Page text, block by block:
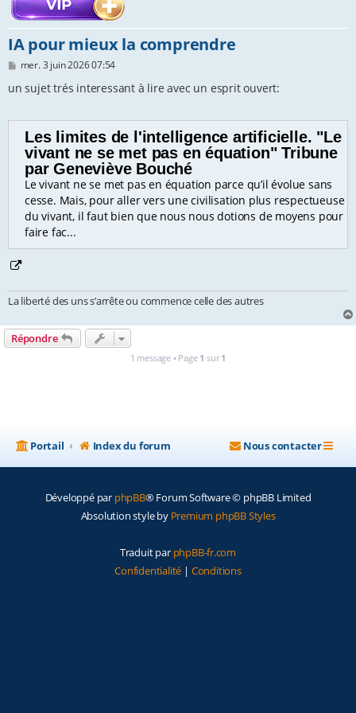
IA pour mieux la comprendre
M
s
g
mer. 3 juin 2026 07:54
un sujet trés interessant à lire avec un esprit ouvert:
Les limites de l'intelligence artificielle. "Le
vivant ne se met pas en équation" Tribune
par Geneviève Bouché
Le vivant ne se met pas en équation parce qu’il évolue sans
cesse. Mais, pour aller vers une civilisation plus respectueuse
du vivant, il faut bien que nous nous dotions de moyens pour
faire fac...
La liberté des uns s’arrête ou commence celle des autres
Répondre
1 message • Page 1 sur 1
Portail Index du forum Nous contacter
Développé par phpBB® Forum Software © phpBB Limited
Absolution style by Premium phpBB Styles
Traduit par phpBB-fr.com
Confidentialité | Conditions